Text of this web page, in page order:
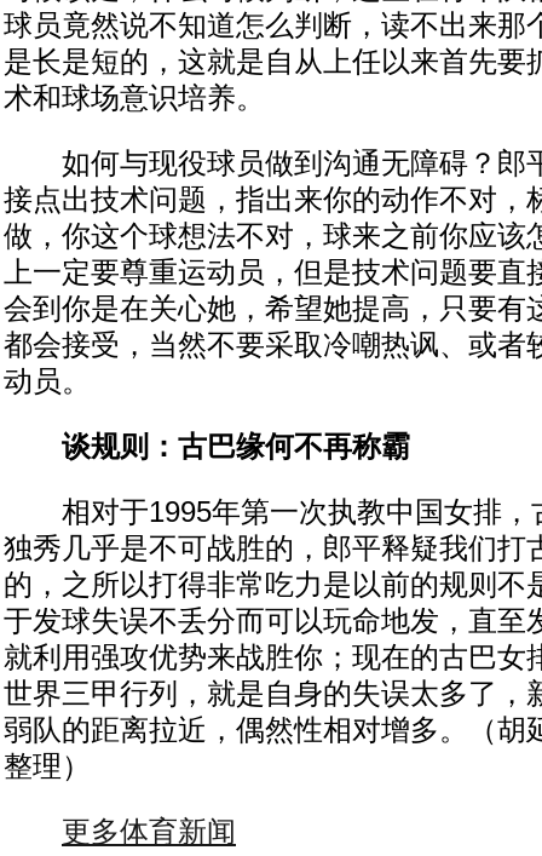
球员竟然说不知道怎么判断，读不出来那
是长是短的，这就是自从上任以来首先要
术和球场意识培养。
如何与现役球员做到沟通无障碍？郎
接点出技术问题，指出来你的动作不对，
做，你这个球想法不对，球来之前你应该
上一定要尊重运动员，但是技术问题要直
会到你是在关心她，希望她提高，只要有
都会接受，当然不要采取冷嘲热讽、或者
动员。
谈规则：古巴缘何不再称霸
相对于1995年第一次执教中国女排，
独秀几乎是不可战胜的，郎平释疑我们打
的，之所以打得非常吃力是以前的规则不
于发球失误不丢分而可以玩命地发，直至
就利用强攻优势来战胜你；现在的古巴女
世界三甲行列，就是自身的失误太多了，
弱队的距离拉近，偶然性相对增多。（胡
整理）
更多体育新闻